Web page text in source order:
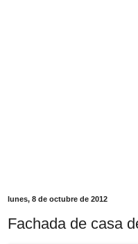
lunes, 8 de octubre de 2012
Fachada de casa